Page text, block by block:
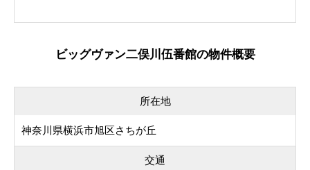
ビッグヴァン二俣川伍番館の物件概要
所在地
神奈川県横浜市旭区さちが丘
交通